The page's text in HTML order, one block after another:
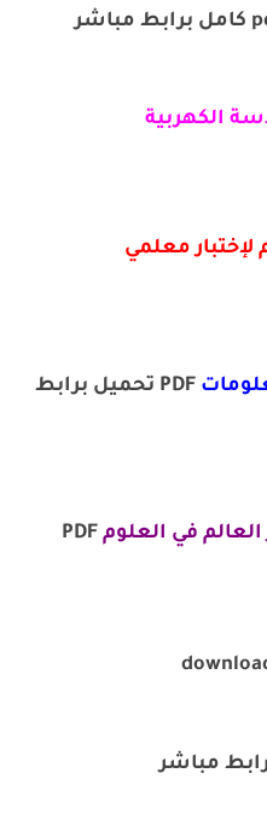
الكهربية
لإختبار معلمي
PDF تحميل برابط
في العلوم PDF